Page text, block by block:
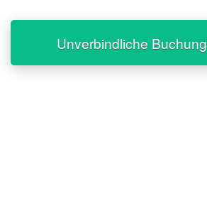
Unverbindliche